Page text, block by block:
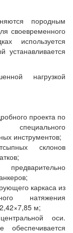
породным
своевременного
используется
устанавливается
нагрузкой
проекта по
инструментов;
склонов
каркаса из
натяжения
м;
оси.
обеспечивается